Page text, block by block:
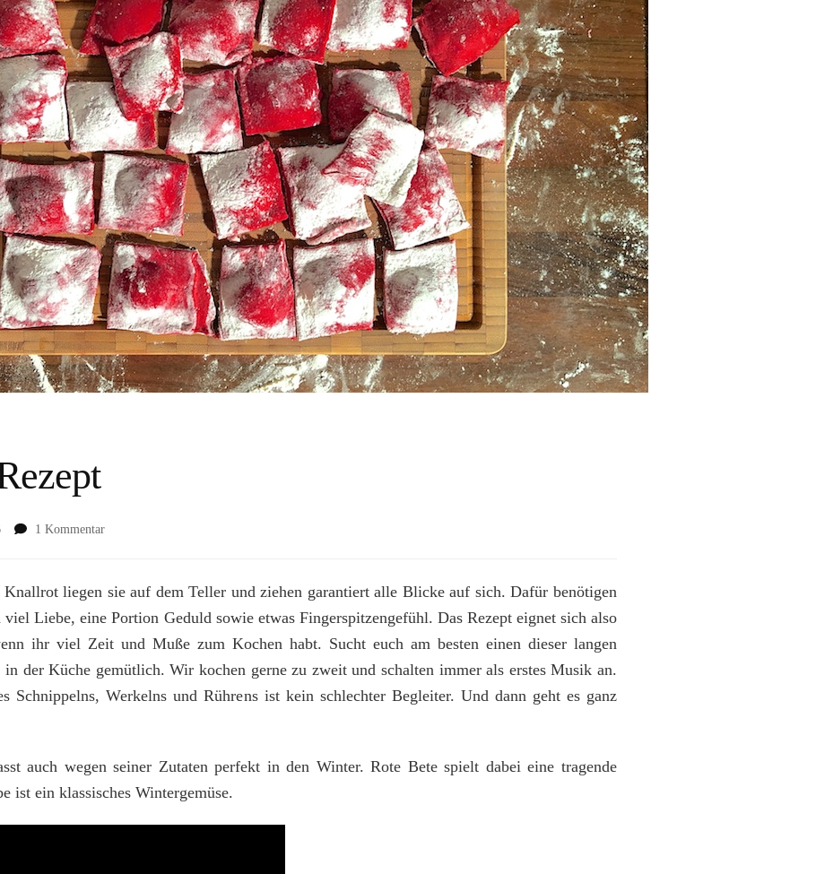
1 Kommentarzu
liegen sie auf dem Teller und ziehen garantiert alle Blicke auf sich. Dafür benötigen
Liebe, eine Portion Geduld sowie etwas Fingerspitzengefühl. Das Rezept eignet sich also
ihr viel Zeit und Muße zum Kochen habt. Sucht euch am besten einen dieser langen
in der Küche gemütlich. Wir kochen gerne zu zweit und schalten immer als erstes Musik an.
Schnippelns, Werkelns und Rührens ist kein schlechter Begleiter. Und dann geht es ganz
auch wegen seiner Zutaten perfekt in den Winter. Rote Bete spielt dabei eine tragende
ist ein klassisches Wintergemüse.